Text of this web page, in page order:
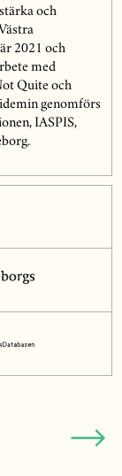
och
2021 och
med
Quite och
genomförs
IASPIS,